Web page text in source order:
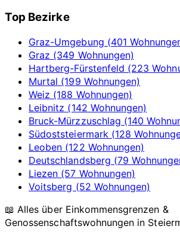
Top Bezirke
Graz-Umgebung (401
Graz (349 Wohnungen)
Hartberg-Fürstenfeld (223
Murtal (199 Wohnungen)
Weiz (188 Wohnungen)
Leibnitz (142 Wohnungen)
Bruck-Mürzzuschlag (140
Südoststeiermark (128
Leoben (122 Wohnungen)
Deutschlandsberg (79
Liezen (57 Wohnungen)
Voitsberg (52 Wohnungen)
📖 Alles über Einkommensgrenzen &
Genossenschaftswohnungen in